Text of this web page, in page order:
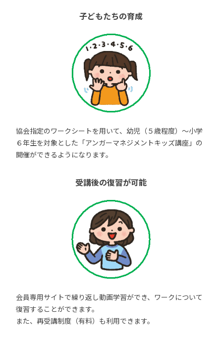
子どもたちの育成
協会指定のワークシートを用いて、幼児（５歳程度）～小学
６年生を対象とした「アンガーマネジメントキッズ講座」の
開催ができるようになります。
受講後の復習が可能
会員専用サイトで繰り返し動画学習ができ、ワークについて
復習することができます。
また、再受講制度（有料）も利用できます。